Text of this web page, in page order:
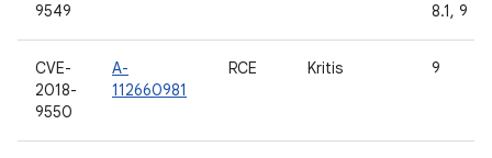
9549
8.1, 9
CVE-
2018-
9550
A-
112660981
RCE Kritis 9